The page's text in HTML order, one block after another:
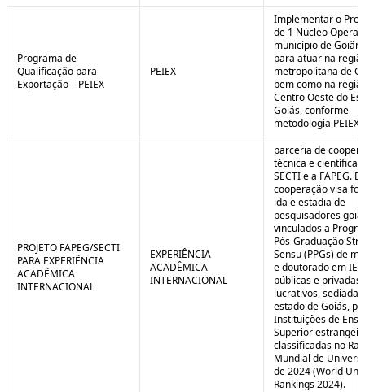
Programa de
Qualificação para
Exportação – PEIEX
PEIEX
Implementar o
de 1 Núcleo
município de
para atuar na
metropolitana de
bem como na
Centro Oeste do
Goiás, conforme
metodologia PEIEX.
PROJETO FAPEG/SECTI
PARA EXPERIÊNCIA
ACADÊMICA
INTERNACIONAL
EXPERIÊNCIA
ACADÊMICA
INTERNACIONAL
parceria de
técnica e científica
SECTI e a FAPEG.
cooperação visa
ida e estadia de
pesquisadores
vinculados a
Pós-Graduação
Sensu (PPGs) de
e doutorado em IES
públicas e privadas
lucrativos,
estado de Goiás,
Instituições de
Superior
classificadas no
Mundial de
de 2024 (World
Rankings 2024).